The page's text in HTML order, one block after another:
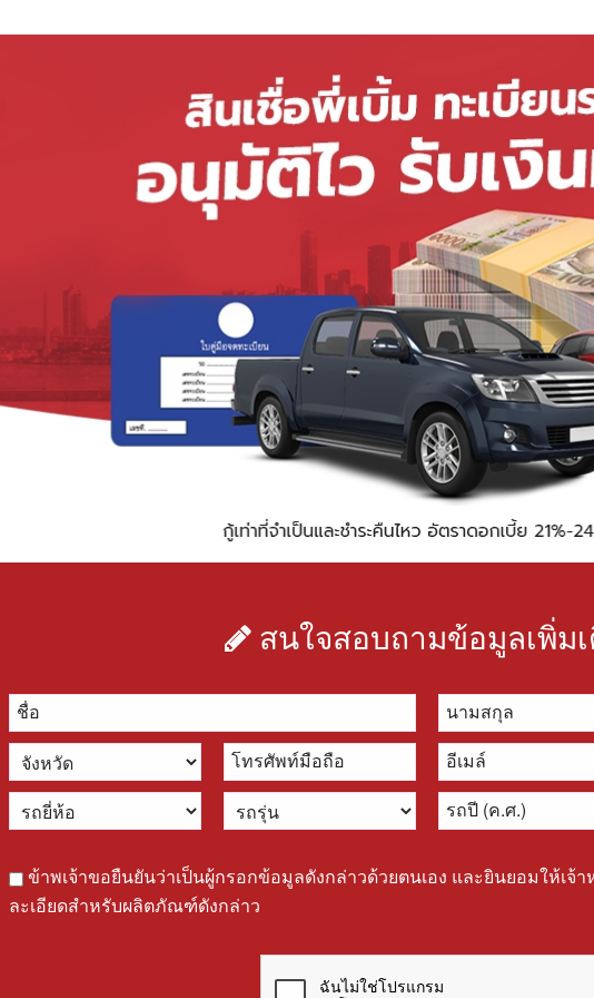
สนใจสอบถามข้อมูลเพิ่ม
ข้าพเจ้าขอยืนยันว่าเป็นผู้กรอกข้อมูลดังกล่าวด้วยตนเอง และยินยอมให้เจ้
ละเอียดสำหรับผลิตภัณฑ์ดังกล่าว